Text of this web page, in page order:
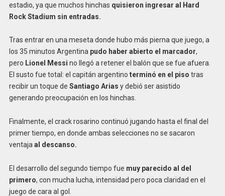
estadio, ya que muchos hinchas quisieron ingresar al Hard
Rock Stadium sin entradas.
Tras entrar en una meseta donde hubo más pierna que juego, a
los 35 minutos Argentina pudo haber abierto el marcador,
pero Lionel Messi no llegó a retener el balón que se fue afuera.
El susto fue total: el capitán argentino terminó en el piso tras
recibir un toque de Santiago Arias y debió ser asistido
generando preocupación en los hinchas.
Finalmente, el crack rosarino continuó jugando hasta el final del
primer tiempo, en donde ambas selecciones no se sacaron
ventaja al descanso.
El desarrollo del segundo tiempo fue muy parecido al del
primero, con mucha lucha, intensidad pero poca claridad en el
juego de cara al gol.